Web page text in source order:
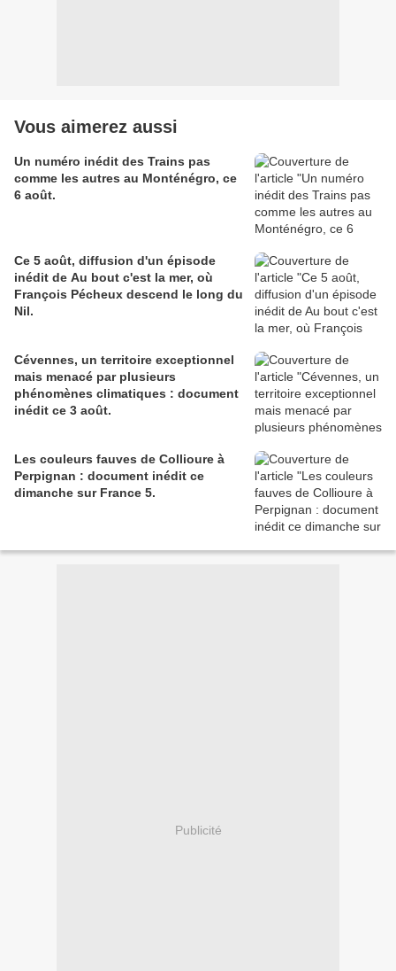
Vous aimerez aussi
Un numéro inédit des Trains pas
comme les autres au Monténégro, ce
6 août.
Ce 5 août, diffusion d'un épisode
inédit de Au bout c'est la mer, où
François Pécheux descend le long du
Nil.
Cévennes, un territoire exceptionnel
mais menacé par plusieurs
phénomènes climatiques : document
inédit ce 3 août.
Les couleurs fauves de Collioure à
Perpignan : document inédit ce
dimanche sur France 5.
Publicité